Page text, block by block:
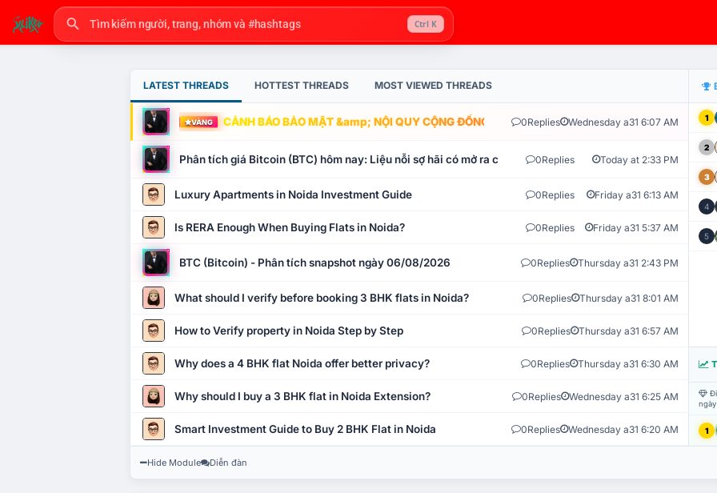
Ctrl K
LATEST THREADS HOTTEST THREADS MOST VIEWED THREADS
VÀNG CẢNH BÁO BẢO MẬT &amp; NỘI QUY CỘNG ĐỒNG VLIKE.VN: HỆ THỐNG GIÁM SÁT TỰ
0Replies Wednesday a31 6:07 AM
Phân tích giá Bitcoin (BTC) hôm nay: Liệu nỗi sợ hãi có mở ra cơ hội tích lũy?
0Replies Today at 2:33 PM
Luxury Apartments in Noida Investment Guide 0Replies Friday a31 6:13 AM
Is RERA Enough When Buying Flats in Noida? 0Replies Friday a31 5:37 AM
BTC (Bitcoin) - Phân tích snapshot ngày 06/08/2026 0Replies Thursday a31 2:43 PM
What should I verify before booking 3 BHK flats in Noida? 0Replies Thursday a31 8:01 AM
How to Verify property in Noida Step by Step 0Replies Thursday a31 6:57 AM
Why does a 4 BHK flat Noida offer better privacy? 0Replies Thursday a31 6:30 AM
Why should I buy a 3 BHK flat in Noida Extension? 0Replies Wednesday a31 6:25 AM
Smart Investment Guide to Buy 2 BHK Flat in Noida 0Replies Wednesday a31 6:20 AM
1
2
3
4
5
1
Hide Module Diễn đàn